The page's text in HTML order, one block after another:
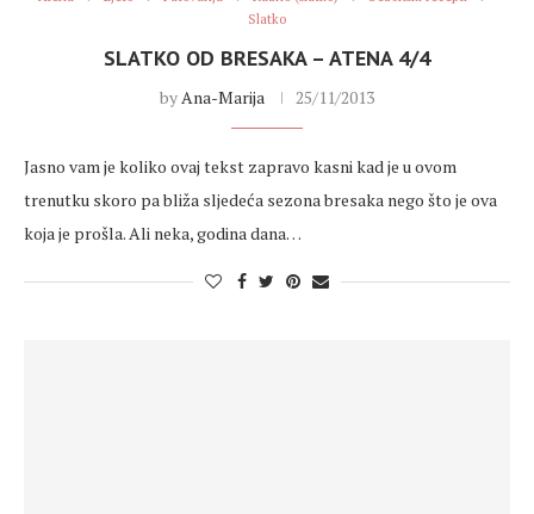
Slatko
SLATKO OD BRESAKA – ATENA 4/4
byAna-Marija 25/11/2013
Jasno vam je koliko ovaj tekst zapravo kasni kad je u ovom
trenutku skoro pa bliža sljedeća sezona bresaka nego što je ova
koja je prošla. Ali neka, godina dana…